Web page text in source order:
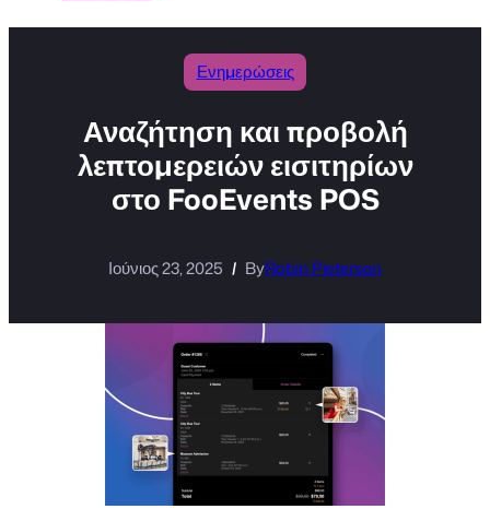
Ενημερώσεις
Αναζήτηση και προβολή
λεπτομερειών εισιτηρίων
στο FooEvents POS
Ιούνιος 23, 2025 ByRobin Pietersen